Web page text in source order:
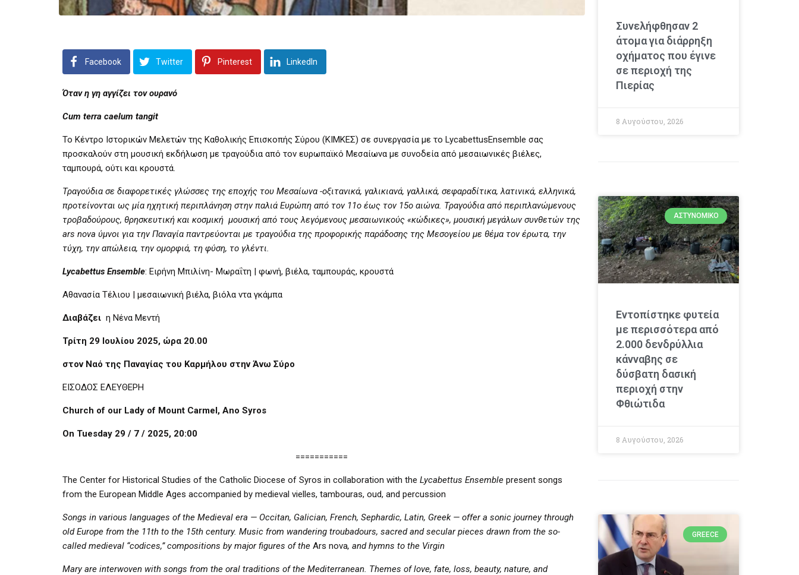
Facebook Twitter Pinterest LinkedIn
Όταν η γη αγγίζει τον ουρανό
Cum terra caelum tangit
Το Κέντρο Ιστορικών Μελετών της Καθολικής Επισκοπής Σύρου (ΚΙΜΚΕΣ) σε συνεργασία με το LycabettusEnsemble σας
προσκαλούν στη μουσική εκδήλωση με τραγούδια από τον ευρωπαϊκό Μεσαίωνα με συνοδεία από μεσαιωνικές βιέλες,
ταμπουρά, ούτι και κρουστά.
Τραγούδια σε διαφορετικές γλώσσες της εποχής του Μεσαίωνα -οξιτανικά, γαλικιανά, γαλλικά, σεφαραδίτικα, λατινικά, ελληνικά,
προτείνονται ως μία ηχητική περιπλάνηση στην παλιά Ευρώπη από τον 11ο έως τον 15ο αιώνα. Τραγούδια από περιπλανώμενους
τροβαδούρους, θρησκευτική και κοσμική μουσική από τους λεγόμενους μεσαιωνικούς «κώδικες», μουσική μεγάλων συνθετών της
ars nova ύμνοι για την Παναγία παντρεύονται με τραγούδια της προφορικής παράδοσης της Μεσογείου με θέμα τον έρωτα, την
τύχη, την απώλεια, την ομορφιά, τη φύση, το γλέντι.
Lycabettus Ensemble: Ειρήνη Μπιλίνη- Μωραΐτη | φωνή, βιέλα, ταμπουράς, κρουστά
Αθανασία Τέλιου | μεσαιωνική βιέλα, βιόλα ντα γκάμπα
Διαβάζει η Νένα Μεντή
Τρίτη 29 Ιουλίου 2025, ώρα 20.00
στον Ναό της Παναγίας του Καρμήλου στην Άνω Σύρο
ΕΙΣΟΔΟΣ ΕΛΕΥΘΕΡΗ
Church of our Lady of Mount Carmel, Ano Syros
On Tuesday 29 / 7 / 2025, 20:00
===========
The Center for Historical Studies of the Catholic Diocese of Syros in collaboration with the Lycabettus Ensemble present songs
from the European Middle Ages accompanied by medieval vielles, tambouras, oud, and percussion
Songs in various languages of the Medieval era — Occitan, Galician, French, Sephardic, Latin, Greek — offer a sonic journey through
old Europe from the 11th to the 15th century. Music from wandering troubadours, sacred and secular pieces drawn from the so-
called medieval “codices,” compositions by major figures of the Ars nova, and hymns to the Virgin
Mary are interwoven with songs from the oral traditions ofthe Mediterranean. Themes of love, fate, loss, beauty, nature, and
Συνελήφθησαν 2
άτομα για διάρρηξη
οχήματος που έγινε
σε περιοχή της
Πιερίας
8 Αυγούστου, 2026
ΑΣΤΥΝΟΜΙΚΌ
Εντοπίστηκε φυτεία
με περισσότερα από
2.000 δενδρύλλια
κάνναβης σε
δύσβατη δασική
περιοχή στην
Φθιώτιδα
8 Αυγούστου, 2026
GREECE